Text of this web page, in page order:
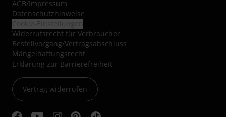
AGB/Impressum
Datenschutzhinweise
Widerrufsrecht für Verbraucher
Bestellvorgang/Vertragsabschluss
Mängelhaftungsrecht
Erklärung zur Barrierefreiheit
Vertrag widerrufen